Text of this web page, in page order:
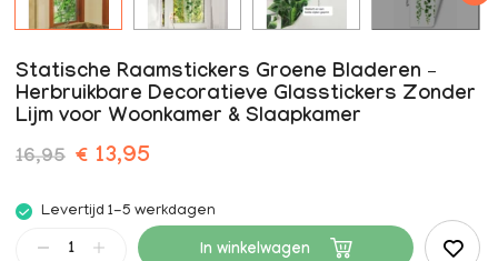
Statische Raamstickers Groene Bladeren –
Herbruikbare Decoratieve Glasstickers Zonder
Lijm voor Woonkamer & Slaapkamer
16,95 € 13,95
Levertijd 1-5 werkdagen
In winkelwagen